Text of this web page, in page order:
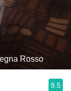
Rosso
9.5